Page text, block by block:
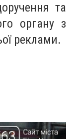
та
органу з
реклами.